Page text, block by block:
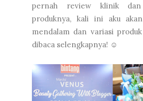
pernah review klinik
produknya, kali ini aku
mendalam dan variasi
dibaca selengkapnya! ☺